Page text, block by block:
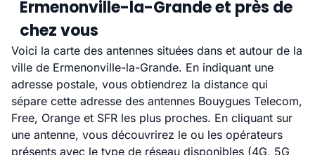
Ermenonville-la-Grande et près de
chez vous
Voici la carte des antennes situées dans et autour de la
ville de Ermenonville-la-Grande. En indiquant une
adresse postale, vous obtiendrez la distance qui
sépare cette adresse des antennes Bouygues Telecom,
Free, Orange et SFR les plus proches. En cliquant sur
une antenne, vous découvrirez le ou les opérateurs
présents avec le type de réseau disponibles (4G, 5G